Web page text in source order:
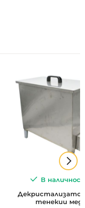
В
Декристализатор
тенекии мед